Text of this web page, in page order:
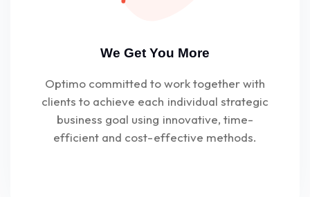
We Get You More
Optimo committed to work together with
clients to achieve each individual strategic
business goal using innovative, time-
efficient and cost-effective methods.